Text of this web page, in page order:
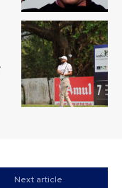
Next article